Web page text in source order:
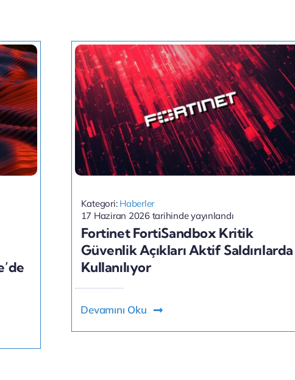
Kategori: Haberler
17 Haziran 2026 tarihinde yayınlandı
Fortinet FortiSandbox Kritik
Güvenlik Açıkları Aktif Saldırılarda
Kullanılıyor
Devamını Oku